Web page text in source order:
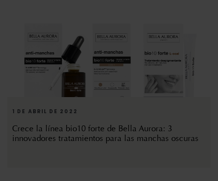
1 DE ABRIL DE 2022
Crece la línea bio10 forte de Bella Aurora: 3
innovadores tratamientos para las manchas oscuras